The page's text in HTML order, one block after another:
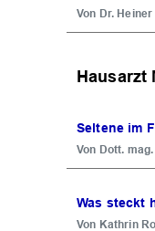
Dr.
Hausarzt
Seltene im
Dott.
Was steckt
Kathrin